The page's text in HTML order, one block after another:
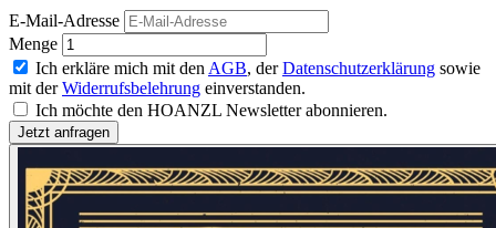
E-Mail-Adresse
Menge
Ich erkläre mich mit den AGB, derDatenschutzerklärung sowie
mit derWiderrufsbelehrung einverstanden.
Ich möchte den HOANZL Newsletter abonnieren.